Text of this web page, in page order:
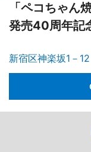
「ペコちゃん
発売40周年記
新宿区神楽坂1－12